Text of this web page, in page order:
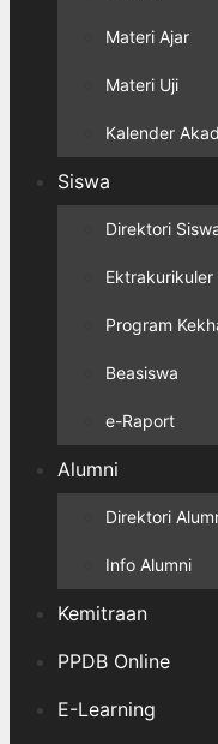
Materi Ajar
Materi Uji
Kalender
Siswa
Direktori
Ektrakurikuler
Program
Beasiswa
e-Raport
Alumni
Direktori
Info Alumni
Kemitraan
PPDB Online
E-Learning